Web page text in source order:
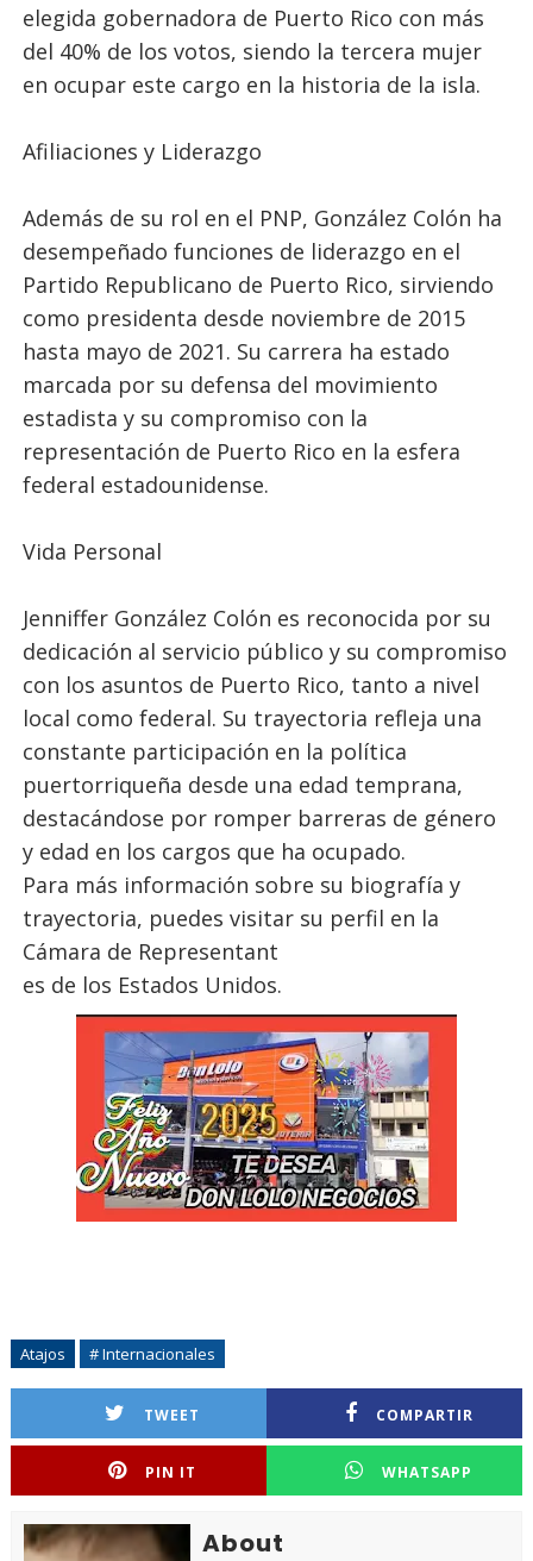
elegida gobernadora de Puerto Rico con más
del 40% de los votos, siendo la tercera mujer
en ocupar este cargo en la historia de la isla.
Afiliaciones y Liderazgo
Además de su rol en el PNP, González Colón ha
desempeñado funciones de liderazgo en el
Partido Republicano de Puerto Rico, sirviendo
como presidenta desde noviembre de 2015
hasta mayo de 2021. Su carrera ha estado
marcada por su defensa del movimiento
estadista y su compromiso con la
representación de Puerto Rico en la esfera
federal estadounidense.
Vida Personal
Jenniffer González Colón es reconocida por su
dedicación al servicio público y su compromiso
con los asuntos de Puerto Rico, tanto a nivel
local como federal. Su trayectoria refleja una
constante participación en la política
puertorriqueña desde una edad temprana,
destacándose por romper barreras de género
y edad en los cargos que ha ocupado.
Para más información sobre su biografía y
trayectoria, puedes visitar su perfil en la
Cámara de Representant
es de los Estados Unidos.
Atajos # Internacionales
TWEET COMPARTIR
PIN IT WHATSAPP
About